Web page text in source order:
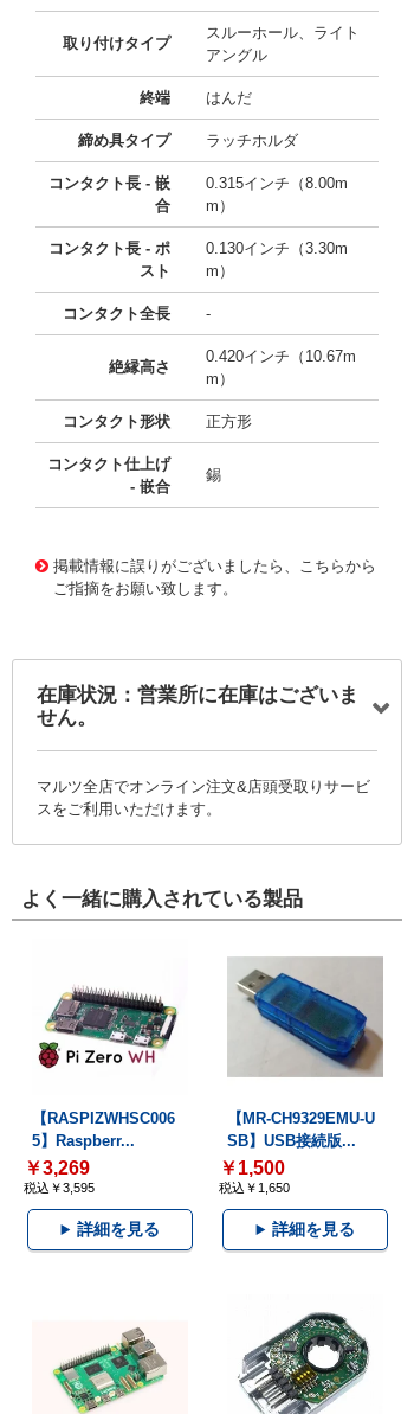
取り付けタイプ
スルーホール、ライト
アングル
終端 はんだ
締め具タイプ ラッチホルダ
コンタクト長 - 嵌
合
0.315インチ（8.00m
m）
コンタクト長 - ポ
スト
0.130インチ（3.30m
m）
コンタクト全長 -
絶縁高さ
0.420インチ（10.67m
m）
コンタクト形状 正方形
コンタクト仕上げ
- 嵌合
錫
掲載情報に誤りがございましたら、こちらから
ご指摘をお願い致します。
在庫状況：営業所に在庫はございま
せん。
マルツ全店でオンライン注文&店頭受取りサービ
スをご利用いただけます。
よく一緒に購入されている製品
【RASPIZWHSC006
5】Raspberr...
￥3,269
税込￥3,595
詳細を見る
【MR-CH9329EMU-U
SB】USB接続版...
￥1,500
税込￥1,650
詳細を見る